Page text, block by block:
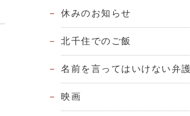
休みのお知らせ
北千住でのご飯
名前を言ってはいけない弁
映画